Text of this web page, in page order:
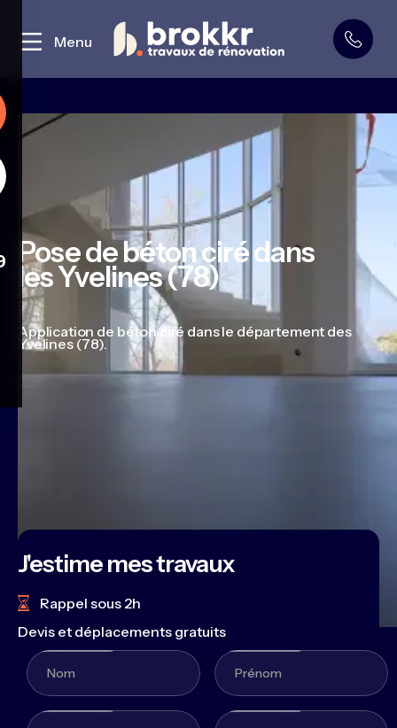
Curage et démolition
Menu
Pose de béton ciré dans
les Yvelines (78)
Application de béton ciré dans le département des
Yvelines (78).
J'estime mes travaux
Rappel sous 2h
Devis et déplacements gratuits